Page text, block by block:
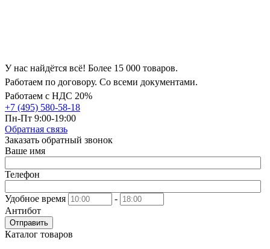
У нас найдётся всё! Более 15 000 товаров.
Работаем по договору. Со всеми документами.
Работаем с НДС 20%
+7 (495) 580-58-18
Пн-Пт 9:00-19:00
Обратная связь
Заказать обратный звонок
Ваше имя
Телефон
Удобное время
-
Антибот
Отправить
Каталог товаров